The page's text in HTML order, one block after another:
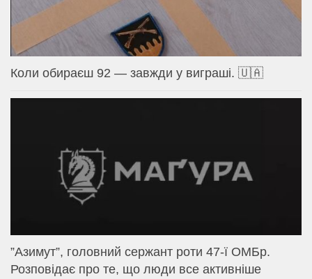
Коли обираєш 92 — завжди у виграші. 🇺🇦
⁨”Азимут”, головний сержант роти 47-ї ОМБр.
Розповідає про те, що люди все активніше